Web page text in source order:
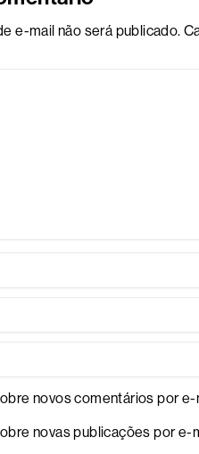
e-mail não será publicado.
novos comentários por e-
novas publicações por e-